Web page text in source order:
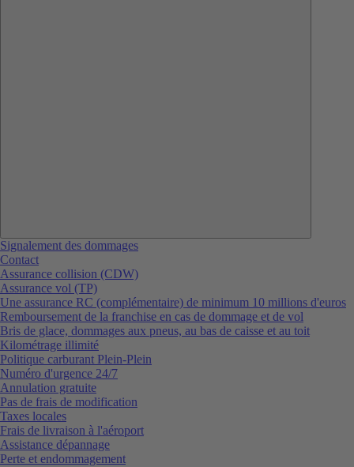
Signalement des dommages
Contact
Assurance collision (CDW)
Assurance vol (TP)
Une assurance RC (complémentaire) de minimum 10 millions d'euros
Remboursement de la franchise en cas de dommage et de vol
Bris de glace, dommages aux pneus, au bas de caisse et au toit
Kilométrage illimité
Politique carburant Plein-Plein
Numéro d'urgence 24/7
Annulation gratuite
Pas de frais de modification
Taxes locales
Frais de livraison à l'aéroport
Assistance dépannage
Perte et endommagement